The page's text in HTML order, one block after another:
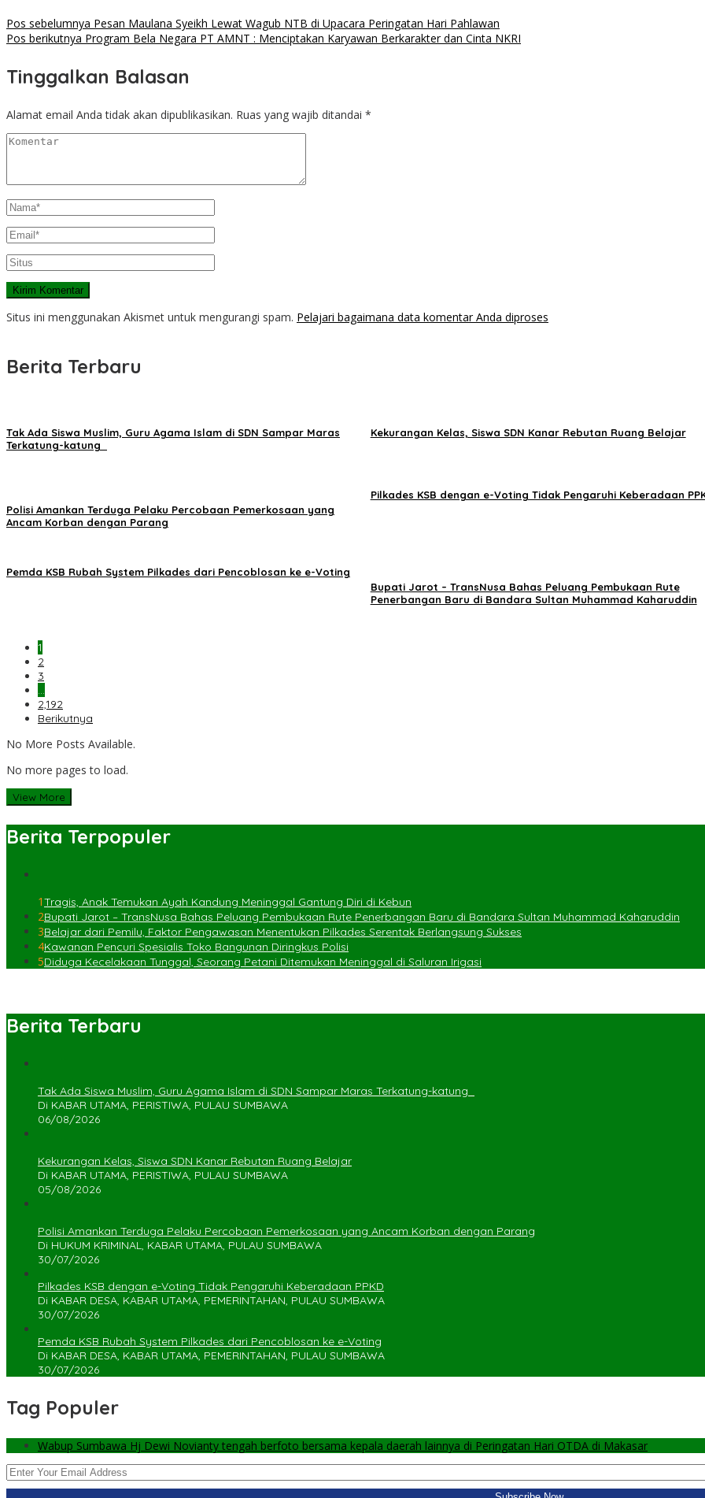
Pos sebelumnya Pesan Maulana Syeikh Lewat Wagub NTB di Upacara Peringatan Hari Pahlawan
Pos berikutnya Program Bela Negara PT AMNT : Menciptakan Karyawan Berkarakter dan Cinta NKRI
Tinggalkan Balasan
Alamat email Anda tidak akan dipublikasikan. Ruas yang wajib ditandai *
Situs ini menggunakan Akismet untuk mengurangi spam. Pelajari bagaimana data komentar Anda diproses
Berita Terbaru
Tak Ada Siswa Muslim, Guru Agama Islam di SDN Sampar Maras
Terkatung-katung ‎
Kekurangan Kelas, Siswa SDN Kanar Rebutan Ruang Belajar
Polisi Amankan Terduga Pelaku Percobaan Pemerkosaan yang
Ancam Korban dengan Parang
Pilkades KSB dengan e-Voting Tidak Pengaruhi Keberadaan
Pemda KSB Rubah System Pilkades dari Pencoblosan ke e-Voting
Bupati Jarot – TransNusa Bahas Peluang Pembukaan Rute
Penerbangan Baru di Bandara Sultan Muhammad Kaharuddin
1
2
3
…
2,192
Berikutnya
No More Posts Available.
No more pages to load.
View More
Berita Terpopuler
1Tragis, Anak Temukan Ayah Kandung Meninggal Gantung Diri di Kebun
2Bupati Jarot – TransNusa Bahas Peluang Pembukaan Rute Penerbangan Baru di Bandara Sultan Muhammad Kaharuddin
3Belajar dari Pemilu, Faktor Pengawasan Menentukan Pilkades Serentak Berlangsung Sukses
4Kawanan Pencuri Spesialis Toko Bangunan Diringkus Polisi
5Diduga Kecelakaan Tunggal, Seorang Petani Ditemukan Meninggal di Saluran Irigasi
Berita Terbaru
Tak Ada Siswa Muslim, Guru Agama Islam di SDN Sampar Maras Terkatung-katung ‎
Di KABAR UTAMA, PERISTIWA, PULAU SUMBAWA
06/08/2026
Kekurangan Kelas, Siswa SDN Kanar Rebutan Ruang Belajar
Di KABAR UTAMA, PERISTIWA, PULAU SUMBAWA
05/08/2026
Polisi Amankan Terduga Pelaku Percobaan Pemerkosaan yang Ancam Korban dengan Parang
Di HUKUM KRIMINAL, KABAR UTAMA, PULAU SUMBAWA
30/07/2026
Pilkades KSB dengan e-Voting Tidak Pengaruhi Keberadaan PPKD
Di KABAR DESA, KABAR UTAMA, PEMERINTAHAN, PULAU SUMBAWA
30/07/2026
Pemda KSB Rubah System Pilkades dari Pencoblosan ke e-Voting
Di KABAR DESA, KABAR UTAMA, PEMERINTAHAN, PULAU SUMBAWA
30/07/2026
Tag Populer
Wabup Sumbawa Hj Dewi Novianty tengah berfoto bersama kepala daerah lainnya di Peringatan Hari OTDA di Makasar